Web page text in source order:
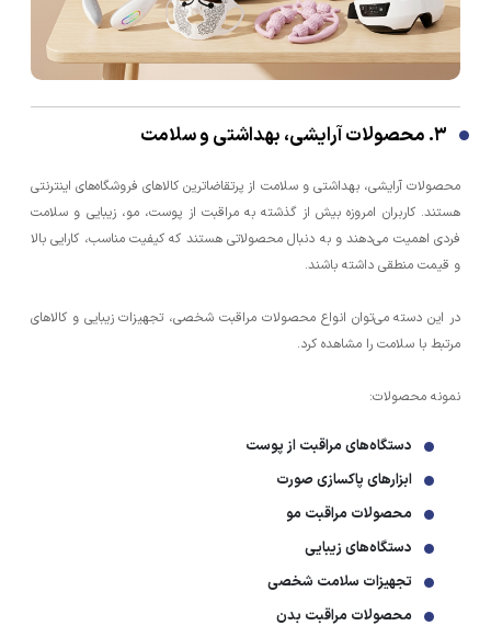
۳. محصولات آرایشی، بهداشتی و سلامت
محصولات آرایشی، بهداشتی و سلامت از پرتقاضاترین کالاهای فروشگاه‌های اینترنتی
هستند. کاربران امروزه بیش از گذشته به مراقبت از پوست، مو، زیبایی و سلامت
فردی اهمیت می‌دهند و به دنبال محصولاتی هستند که کیفیت مناسب، کارایی بالا
و قیمت منطقی داشته باشند.
در این دسته می‌توان انواع محصولات مراقبت شخصی، تجهیزات زیبایی و کالاهای
مرتبط با سلامت را مشاهده کرد.
نمونه محصولات:
دستگاه‌های مراقبت از پوست
ابزارهای پاکسازی صورت
محصولات مراقبت مو
دستگاه‌های زیبایی
تجهیزات سلامت شخصی
محصولات مراقبت بدن